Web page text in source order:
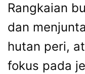
Rangkaian
dan
hutan peri,
fokus pada